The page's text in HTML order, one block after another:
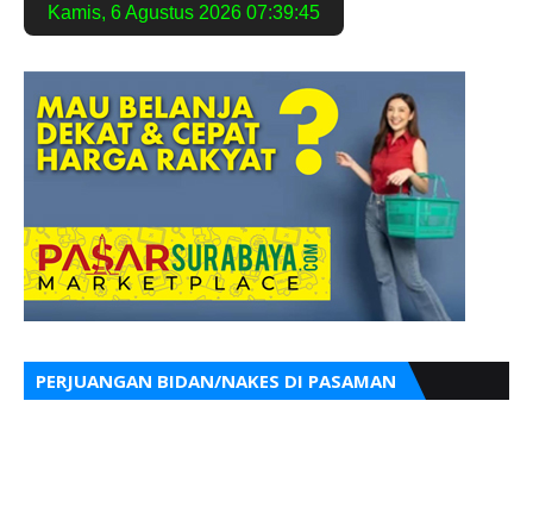
Kamis, 6 Agustus 2026 07:39:46
PERJUANGAN BIDAN/NAKES DI PASAMAN